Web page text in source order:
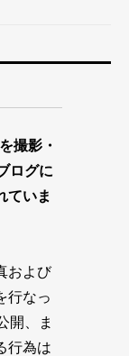
撮影・
ログに
ていま
および
行なっ
開、ま
行為は